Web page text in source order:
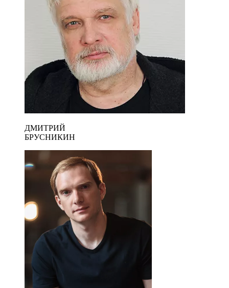
ДМИТРИЙ
БРУСНИКИН